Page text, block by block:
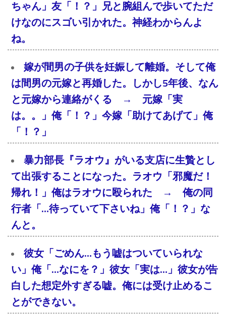
ちゃん」友「！？」兄と腕組んで歩いてただ
けなのにスゴい引かれた。神経わからんよ
ね。
嫁が間男の子供を妊娠して離婚。そして俺
は間男の元嫁と再婚した。しかし5年後、なん
と元嫁から連絡がくる → 元嫁「実
は。。」俺「！？」今嫁「助けてあげて」俺
「！？」
暴力部長『ラオウ』がいる支店に生贄とし
て出張することになった。ラオウ「邪魔だ！
帰れ！」俺はラオウに殴られた → 俺の同
行者「…待っていて下さいね」俺「！？」な
んと。
彼女「ごめん…もう嘘はついていられな
い」俺「…なにを？」彼女「実は…」彼女が告
白した想定外すぎる嘘。俺には受け止めるこ
とができない。